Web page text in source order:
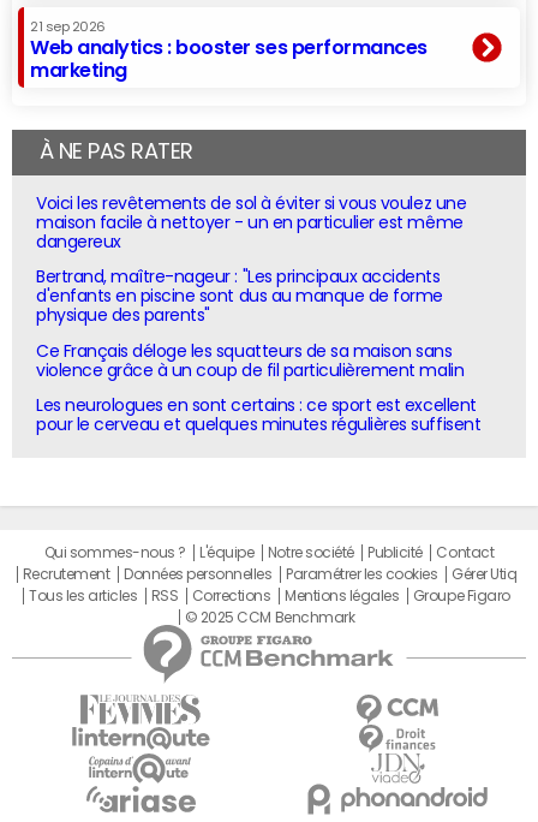
21 sep 2026
Web analytics : booster ses performances
marketing
À NE PAS RATER
Voici les revêtements de sol à éviter si vous voulez une
maison facile à nettoyer - un en particulier est même
dangereux
Bertrand, maître-nageur : "Les principaux accidents
d'enfants en piscine sont dus au manque de forme
physique des parents"
Ce Français déloge les squatteurs de sa maison sans
violence grâce à un coup de fil particulièrement malin
Les neurologues en sont certains : ce sport est excellent
pour le cerveau et quelques minutes régulières suffisent
Qui sommes-nous ? L'équipe Notre société Publicité
Contact
Recrutement
Données personnelles Paramétrer les cookies
Gérer Utiq
Tous les articles
RSS Corrections Mentions légales
Groupe Figaro
© 2025 CCM Benchmark